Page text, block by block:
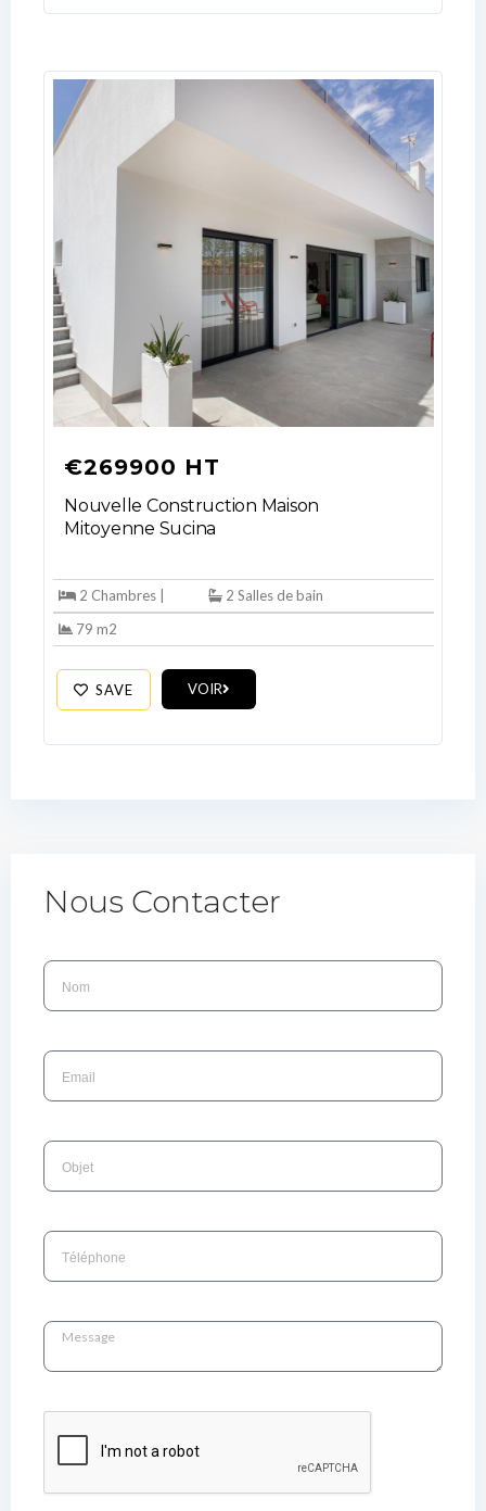
€269900 HT
Nouvelle Construction Maison
Mitoyenne Sucina
2 Chambres |
2 Salles de bain
79 m2
SAVE VOIR
Nous Contacter
Don't have an account?Sign Up
Password
No apps configured. Please contact
your administrator.
Lost your password?